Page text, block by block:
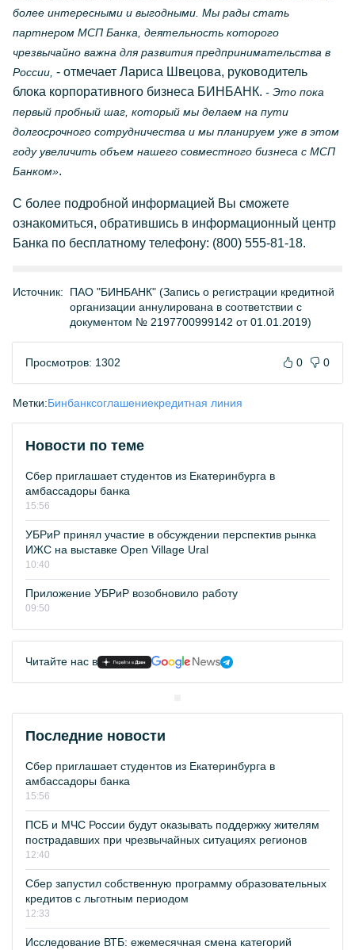
более интересными и выгодными. Мы рады стать
партнером МСП Банка, деятельность которого
чрезвычайно важна для развития предпринимательства в
России, - отмечает Лариса Швецова, руководитель
блока корпоративного бизнеса БИНБАНК. - Это пока
первый пробный шаг, который мы делаем на пути
долгосрочного сотрудничества и мы планируем уже в этом
году увеличить объем нашего совместного бизнеса с МСП
Банком».
С более подробной информацией Вы сможете
ознакомиться, обратившись в информационный центр
Банка по бесплатному телефону: (800) 555-81-18.
Источник:
ПАО "БИНБАНК" (Запись о регистрации кредитной
организации аннулирована в соответствии с
документом № 2197700999142 от 01.01.2019)
Просмотров: 1302 0 0
Метки:Бинбанксоглашениекредитная линия
Новости по теме
Сбер приглашает студентов из Екатеринбурга в
амбассадоры банка
15:56
УБРиР принял участие в обсуждении перспектив рынка
ИЖС на выставке Open Village Ural
10:40
Приложение УБРиР возобновило работу
09:50
Читайте нас в
Последние новости
Сбер приглашает студентов из Екатеринбурга в
амбассадоры банка
15:56
ПСБ и МЧС России будут оказывать поддержку жителям
пострадавших при чрезвычайных ситуациях регионов
12:40
Сбер запустил собственную программу образовательных
кредитов с льготным периодом
12:33
Исследование ВТБ: ежемесячная смена категорий